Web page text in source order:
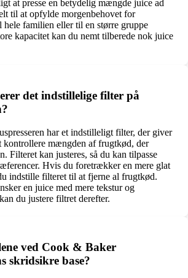
at presse en betydelig mængde juice ad
til at opfylde morgenbehovet for
hele familien eller til en større gruppe
kapacitet kan du nemt tilberede nok juice
det indstillelige filter på
har et indstilleligt filter, der giver
kontrollere mængden af frugtkød, der
Filteret kan justeres, så du kan tilpasse
Hvis du foretrækker en mere glat
indstille filteret til at fjerne al frugtkød.
en juice med mere tekstur og
du justere filtret derefter.
ved Cook & Baker
skridsikre base?